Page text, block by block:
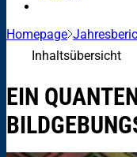
Homepage
Inhaltsübersicht
EIN